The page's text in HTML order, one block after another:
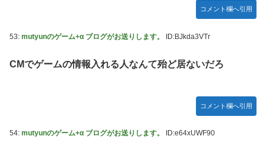
コメント欄へ引用
53: mutyunのゲーム+α ブログがお送りします。 ID:BJkda3VTr
CMでゲームの情報入れる人なんて殆ど居ないだろ
コメント欄へ引用
54: mutyunのゲーム+α ブログがお送りします。 ID:e64xUWF90